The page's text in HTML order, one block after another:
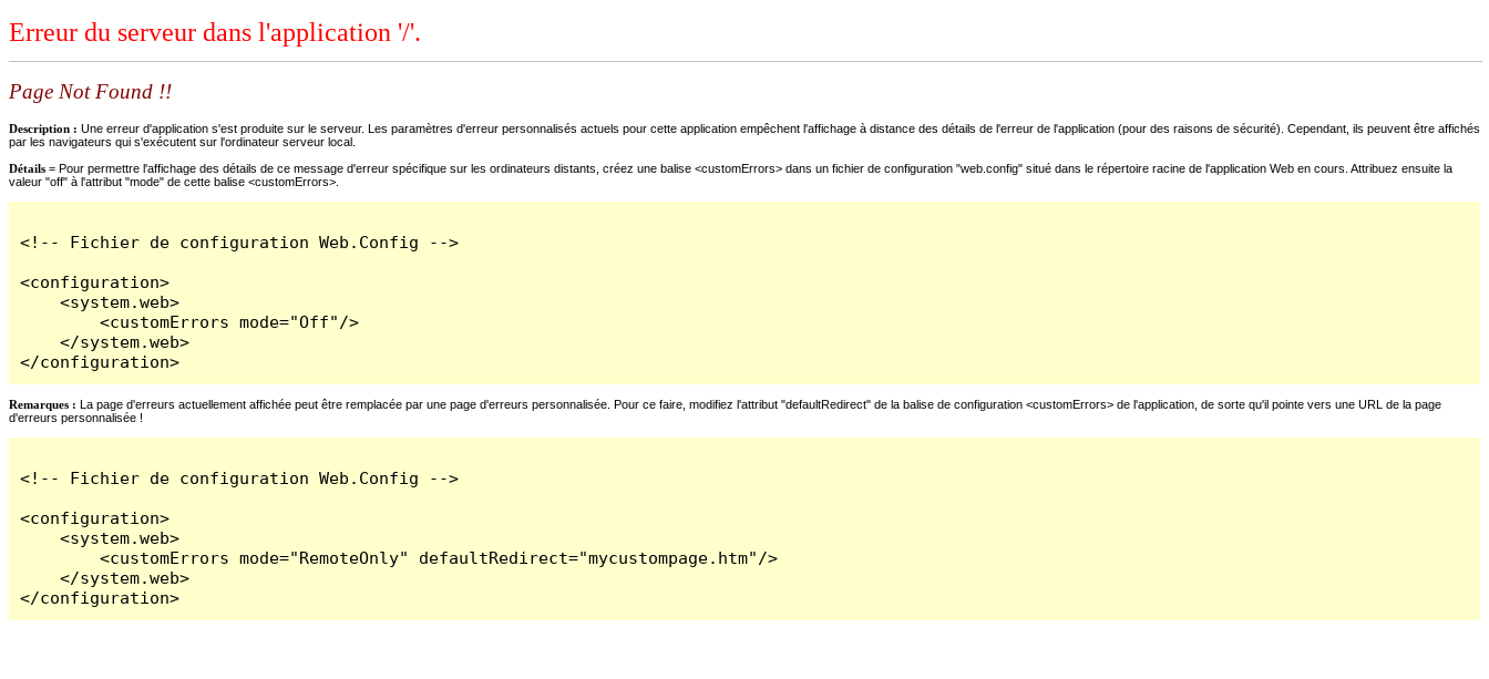
Erreur du serveur dans l'application '/'.
Page Not Found !!
Description : Une erreur d'application s'est produite sur le serveur. Les paramètres d'erreur personnalisés actuels pour cette application empêchent l'affichage à distance des détails de l'erreur de l'application (pour des raisons de sécurité). Cependant, ils peuvent être affichés
par les navigateurs qui s'exécutent sur l'ordinateur serveur local.
Détails = Pour permettre l'affichage des détails de ce message d'erreur spécifique sur les ordinateurs distants, créez une balise <customErrors> dans un fichier de configuration "web.config" situé dans le répertoire racine de l'application Web en cours. Attribuez ensuite la
valeur "off" à l'attribut "mode" de cette balise <customErrors>.
<!-- Fichier de configuration Web.Config -->
<configuration>
    <system.web>
        <customErrors mode="Off"/>
    </system.web>
</configuration>
Remarques : La page d'erreurs actuellement affichée peut être remplacée par une page d'erreurs personnalisée. Pour ce faire, modifiez l'attribut "defaultRedirect" de la balise de configuration <customErrors> de l'application, de sorte qu'il pointe vers une URL de la page
d'erreurs personnalisée !
<!-- Fichier de configuration Web.Config -->
<configuration>
    <system.web>
        <customErrors mode="RemoteOnly" defaultRedirect="mycustompage.htm"/>
    </system.web>
</configuration>